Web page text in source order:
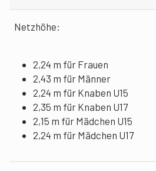
Netzhöhe:
2,24 m für Frauen
2,43 m für Männer
2,24 m für Knaben U15
2,35 m für Knaben U17
2,15 m für Mädchen U15
2,24 m für Mädchen U17